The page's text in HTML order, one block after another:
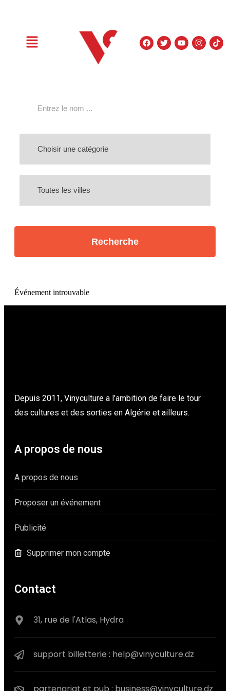
Événement introuvable
Depuis 2011, Vinyculture a l’ambition de faire le tour
des cultures et des sorties en Algérie et ailleurs.
A propos de nous
A propos de nous
Proposer un événement
Publicité
Supprimer mon compte
Contact
31, rue de l'Atlas, Hydra
support billetterie : help@vinyculture.dz